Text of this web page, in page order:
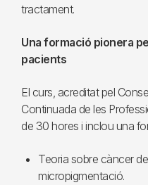
tractament.
Una formació pionera
pacients
El curs, acreditat pel
Continuada de les
de 30 hores i inclou una
Teoria sobre càncer
micropigmentació.